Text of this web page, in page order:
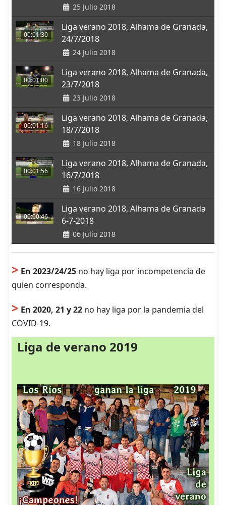
25 Julio 2018
00:01:30
Liga verano 2018, Alhama de Granada,
24/7/2018
24 Julio 2018
00:01:00
Liga verano 2018, Alhama de Granada,
23/7/2018
23 Julio 2018
00:01:16
Liga verano 2018, Alhama de Granada,
18/7/2018
18 Julio 2018
00:01:56
Liga verano 2018, Alhama de Granada,
16/7/2018
16 Julio 2018
00:00:46
Liga verano 2018, Alhama de Granada
6-7-2018
06 Julio 2018
> En 2023/24/25 no hay liga por incompetencia de
quien corresponda.
> En 2020, 21 y 22 no hay liga por la pandemia del
COVID-19.
Liga de verano 2019